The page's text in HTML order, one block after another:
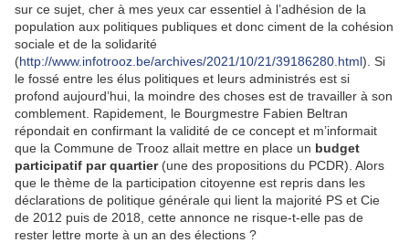
sur ce sujet, cher à mes yeux car essentiel à l’adhésion de la
population aux politiques publiques et donc ciment de la cohésion
sociale et de la solidarité
(http://www.infotrooz.be/archives/2021/10/21/39186280.html). Si
le fossé entre les élus politiques et leurs administrés est si
profond aujourd’hui, la moindre des choses est de travailler à son
comblement. Rapidement, le Bourgmestre Fabien Beltran
répondait en confirmant la validité de ce concept et m’informait
que la Commune de Trooz allait mettre en place un budget
participatif par quartier(une des propositions du PCDR). Alors
que le thème de la participation citoyenne est repris dans les
déclarations de politique générale qui lient la majorité PS et Cie
de 2012 puis de 2018, cette annonce ne risque-t-elle pas de
rester lettre morte à un an des élections ?